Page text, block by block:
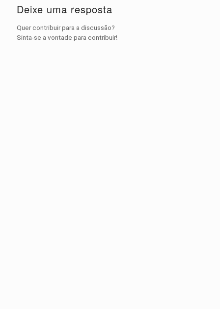
Deixe uma resposta
Quer contribuir para a discussão?
Sinta-se a vontade para contribuir!